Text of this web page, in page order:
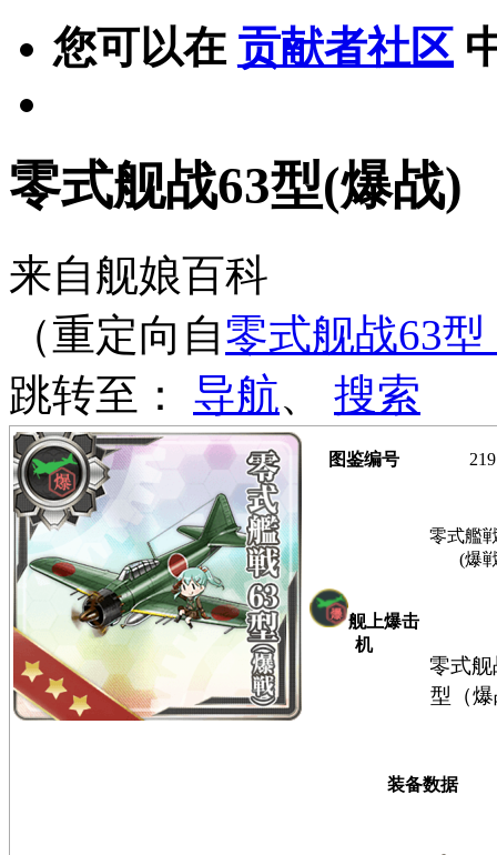
您可以在 贡献者社区
零式舰战63型(爆战)
来自舰娘百科
（重定向自零式舰战63
跳转至： 导航、 搜索
图鉴编号 219
舰上爆击
机
零式艦
(爆
零式舰
型（
装备数据